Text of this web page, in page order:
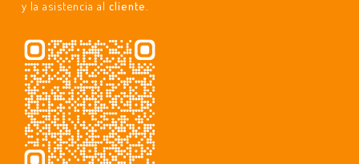
y la asistencia al cliente